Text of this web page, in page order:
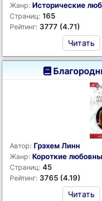
Жанр: Исторические
Страниц: 165
Рейтинг: 3777 (4.71)
Читать
Автор: Грэхем Линн
Жанр: Короткие
Страниц: 45
Рейтинг: 3765 (4.19)
Читать